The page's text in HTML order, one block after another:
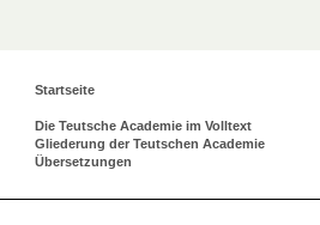
Startseite
Die Teutsche Academie im Volltext
Gliederung der Teutschen Academie
Übersetzungen